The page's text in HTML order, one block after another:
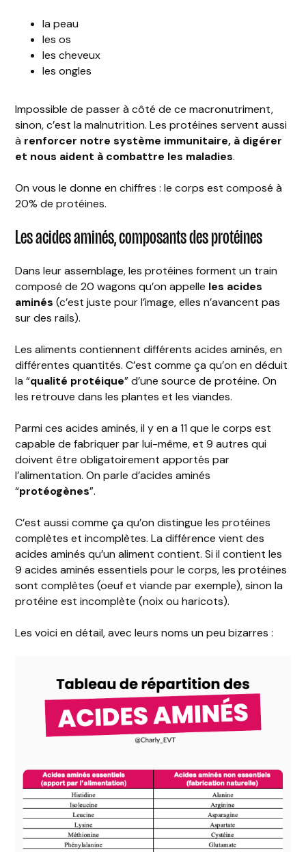
la peau
les os
les cheveux
les ongles
Impossible de passer à côté de ce macronutriment,
sinon, c’est la malnutrition. Les protéines servent aussi
à renforcer notre système immunitaire, à digérer
et nous aident à combattre les maladies.
On vous le donne en chiffres : le corps est composé à
20% de protéines.
Les acides aminés, composants des protéines
Dans leur assemblage, les protéines forment un train
composé de 20 wagons qu’on appelle les acides
aminés (c’est juste pour l’image, elles n’avancent pas
sur des rails).
Les aliments contiennent différents acides aminés, en
différentes quantités. C’est comme ça qu’on en déduit
la “qualité protéique” d’une source de protéine. On
les retrouve dans les plantes et les viandes.
Parmi ces acides aminés, il y en a 11 que le corps est
capable de fabriquer par lui-même, et 9 autres qui
doivent être obligatoirement apportés par
l’alimentation. On parle d’acides aminés
“protéogènes”.
C’est aussi comme ça qu’on distingue les protéines
complètes et incomplètes. La différence vient des
acides aminés qu’un aliment contient. Si il contient les
9 acides aminés essentiels pour le corps, les protéines
sont complètes (oeuf et viande par exemple), sinon la
protéine est incomplète (noix ou haricots).
Les voici en détail, avec leurs noms un peu bizarres :